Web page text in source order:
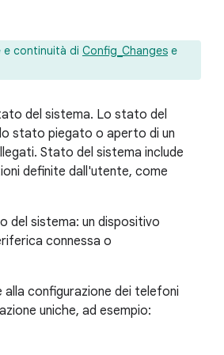
e continuità di Config_Changes e
del sistema. Lo stato del
stato piegato o aperto di un
Stato del sistema include
definite dall'utente, come
del sistema: un dispositivo
connessa o
alla configurazione dei telefoni
uniche, ad esempio: